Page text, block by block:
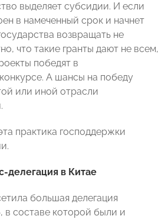
выделяет субсидии. И если
в намеченный срок и начнет
возвращать не
что такие гранты дают не всем,
победят в
А шансы на победу
или иной отрасли
практика господдержки
делегация в Китае
большая делегация
составе которой были и